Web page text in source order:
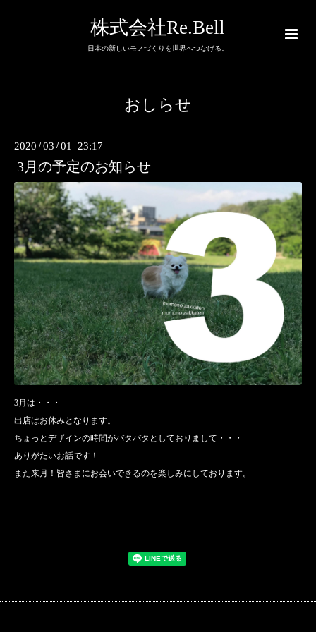
株式会社Re.Bell
日本の新しいモノづくりを世界へつなげる。
おしらせ
2020 /03 /01 23:17
3月の予定のお知らせ
3月は・・・
出店はお休みとなります。
ちょっとデザインの時間がバタバタとしておりまして・・・
ありがたいお話です！
また来月！皆さまにお会いできるのを楽しみにしております。